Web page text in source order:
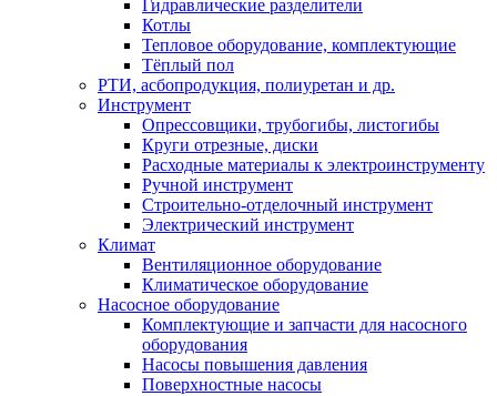
Гидравлические разделители
Котлы
Тепловое оборудование, комплектующие
Тёплый пол
РТИ, асбопродукция, полиуретан и др.
Инструмент
Опрессовщики, трубогибы, листогибы
Круги отрезные, диски
Расходные материалы к электроинструменту
Ручной инструмент
Строительно-отделочный инструмент
Электрический инструмент
Климат
Вентиляционное оборудование
Климатическое оборудование
Насосное оборудование
Комплектующие и запчасти для насосного
оборудования
Насосы повышения давления
Поверхностные насосы